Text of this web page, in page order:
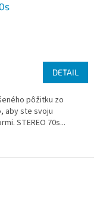
DETAIL
pôžitku zo
aby ste svoju
STEREO 70s...